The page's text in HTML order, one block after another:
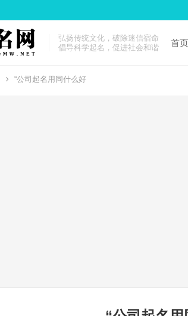
弘扬传统文化，破除迷信宿命
倡导科学起名，促进社会和谐
首页
“公司起名用同什么好